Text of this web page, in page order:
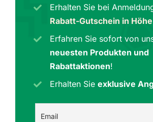
Erhalten Sie bei
Rabatt-Gutschein in
Erfahren Sie sofort von
neuesten Produkten und
Rabattaktionen!
Erhalten Sieexklusive